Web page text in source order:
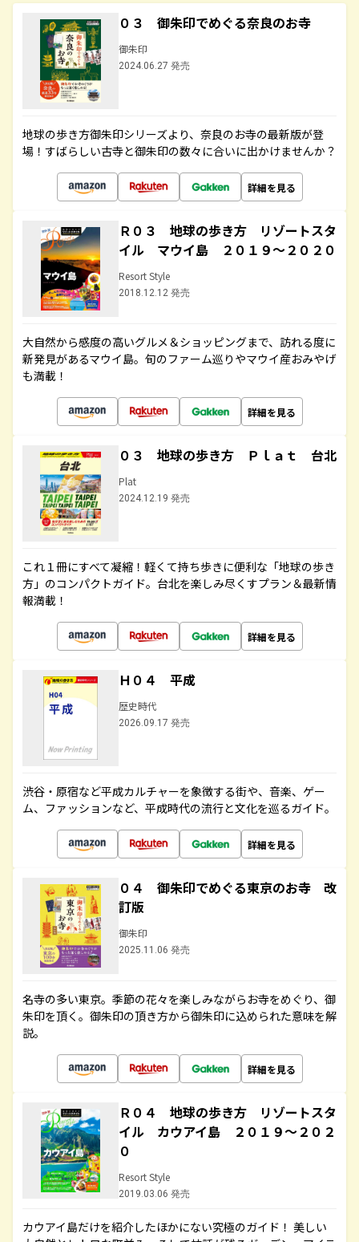
０３ 御朱印でめぐる奈良のお寺
御朱印
2024.06.27 発売
地球の歩き方御朱印シリーズより、奈良のお寺の最新版が登
場！すばらしい古寺と御朱印の数々に合いに出かけませんか？
詳細を見る
Ｒ０３ 地球の歩き方 リゾートスタ
イル マウイ島 ２０１９～２０２０
Resort Style
2018.12.12 発売
大自然から感度の高いグルメ＆ショッピングまで、訪れる度に
新発見があるマウイ島。旬のファーム巡りやマウイ産おみやげ
も満載！
詳細を見る
０３ 地球の歩き方 Ｐｌａｔ 台北
Plat
2024.12.19 発売
これ１冊にすべて凝縮！軽くて持ち歩きに便利な「地球の歩き
方」のコンパクトガイド。台北を楽しみ尽くすプラン＆最新情
報満載！
詳細を見る
Ｈ０４ 平成
歴史時代
2026.09.17 発売
渋谷・原宿など平成カルチャーを象徴する街や、音楽、ゲー
ム、ファッションなど、平成時代の流行と文化を巡るガイド。
詳細を見る
０４ 御朱印でめぐる東京のお寺 改
訂版
御朱印
2025.11.06 発売
名寺の多い東京。季節の花々を楽しみながらお寺をめぐり、御
朱印を頂く。御朱印の頂き方から御朱印に込められた意味を解
説。
詳細を見る
Ｒ０４ 地球の歩き方 リゾートスタ
イル カウアイ島 ２０１９～２０２
０
Resort Style
2019.03.06 発売
カウアイ島だけを紹介したほかにない究極のガイド！ 美しい